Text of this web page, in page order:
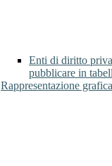
Enti di diritto
pubblicare in
Rappresentazione grafica